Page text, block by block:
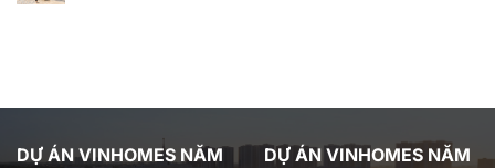
DỰ ÁN VINHOMES NĂM
DỰ ÁN VINHOMES NĂM